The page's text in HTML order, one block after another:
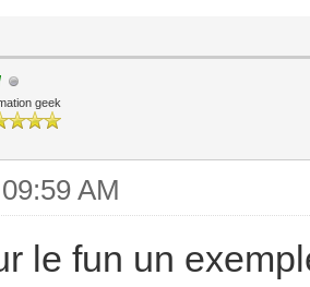
geek
AM
le fun un